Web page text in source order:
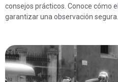
consejos prácticos. Conoce cómo
garantizar una observación segura.